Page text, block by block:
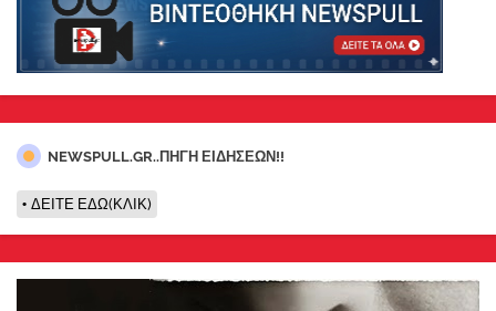
NEWSPULL.GR..ΠΗΓΗ ΕΙΔΗΣΕΩΝ!!
ΔΕΙΤΕ ΕΔΩ(ΚΛΙΚ)